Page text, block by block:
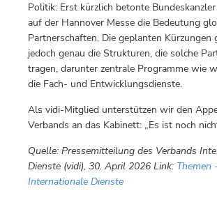
Politik: Erst kürzlich betonte
auf der Hannover Messe die Bedeutung
Partnerschaften. Die geplanten Kürzungen
jedoch genau die Strukturen, die solche
tragen, darunter zentrale Programme wie
die Fach- und Entwicklungsdienste.
Als vidi-Mitglied unterstützen wir den
Verbands an das Kabinett: „Es ist noch
Quelle: Pressemitteilung des Verbands
Dienste (vidi), 30. April 2026 Link: Themen
Internationale Dienste